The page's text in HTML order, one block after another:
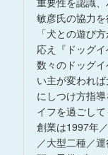
敏彦氏の協力
「犬との遊び
応え『ドッグ
数々のドッグ
い主が変われ
にしつけ方指
イフを過ごし
創業は1997年
／大型二種／